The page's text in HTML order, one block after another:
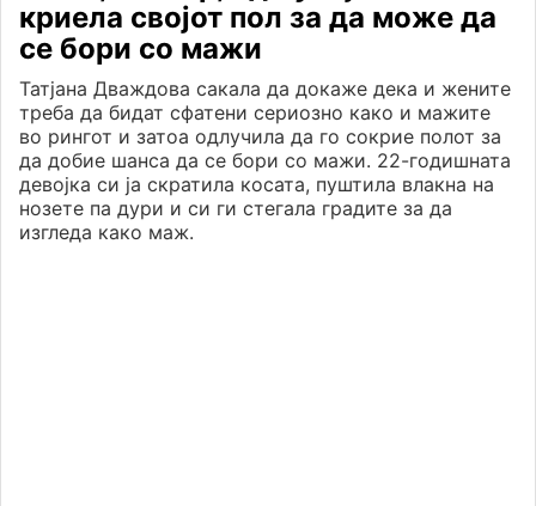
криела својот пол за да може да
се бори со мажи
Татјана Дваждова сакала да докаже дека и жените
треба да бидат сфатени сериозно како и мажите
во рингот и затоа одлучила да го сокрие полот за
да добие шанса да се бори со мажи. 22-годишната
девојка си ја скратила косата, пуштила влакна на
нозете па дури и си ги стегала градите за да
изгледа како маж.